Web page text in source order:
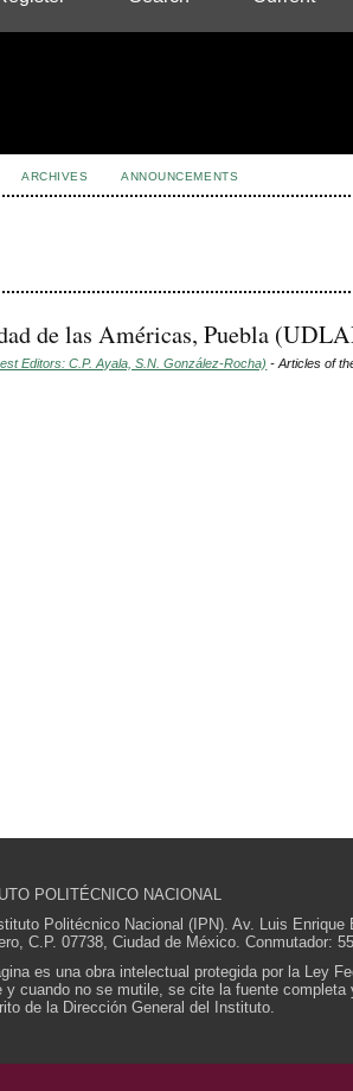
ARCHIVES ANNOUNCEMENTS
de las Américas, Puebla
Editors: C.P. Ayala, S.N. González-Rocha) - Articles of
POLITÉCNICO NACIONAL
Politécnico Nacional (IPN). Av. Luis
C.P. 07738, Ciudad de México. Conmutador:
es una obra intelectual protegida por la Ley
y cuando no se mutile, se cite la fuente
de la Dirección General del Instituto.